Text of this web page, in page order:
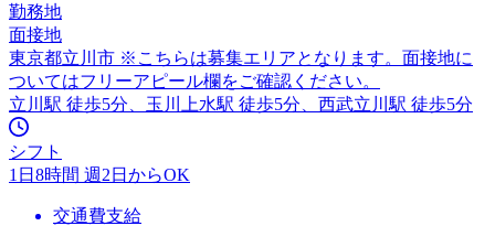
勤務地
面接地
東京都立川市 ※こちらは募集エリアとなります。面接地に
ついてはフリーアピール欄をご確認ください。
立川駅 徒歩5分、玉川上水駅 徒歩5分、西武立川駅 徒歩5分
シフト
1日8時間 週2日からOK
交通費支給